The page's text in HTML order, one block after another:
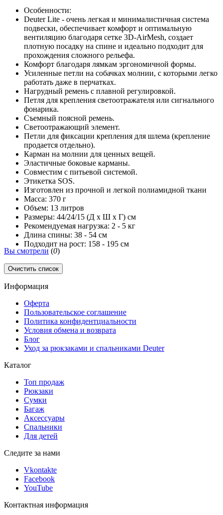
Особенности:
Deuter Lite - очень легкая и минималистичная система
подвески, обеспечивает комфорт и оптимальную
вентиляцию благодаря сетке 3D-AirMesh, создает
плотную посадку на спине и идеально подходит для
прохождения сложного рельефа.
Комфорт благодаря лямкам эргономичной формы.
Усиленные петли на собачках молнии, с которыми легко
работать даже в перчатках.
Нагрудный ремень с плавной регулировкой.
Петля для крепления светоотражателя или сигнального
фонарика.
Съемный поясной ремень.
Светоотражающий элемент.
Петли для фиксации крепления для шлема (крепление
продается отдельно).
Карман на молнии для ценных вещей.
Эластичные боковые карманы.
Совместим с питьевой системой.
Этикетка SOS.
Изготовлен из прочной и легкой полиамидной ткани
Масса: 370 г
Объем: 13 литров
Размеры: 44/24/15 (Д х Ш х Г) см
Рекомендуемая нагрузка: 2 - 5 кг
Длина спины: 38 - 54 см
Подходит на рост: 158 - 195 см
Вы смотрели(0)
Очистить список
Информация
Оферта
Пользовательское соглашение
Политика конфидентциальности
Условия обмена и возврата
Блог
Уход за рюкзаками и спальниками Deuter
Каталог
Топ продаж
Рюкзаки
Сумки
Багаж
Аксессуары
Спальники
Для детей
Следите за нами
Vkontakte
Facebook
YouTube
Контактная информация